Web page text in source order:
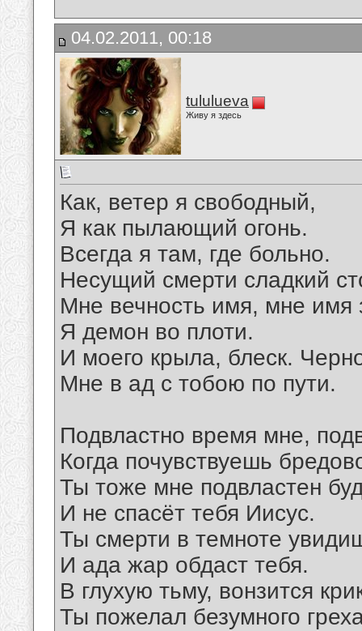
04.02.2011, 00:18
tululueva
Живу я здесь
Как, ветер я свободный,
Я как пылающий огонь.
Всегда я там, где больно.
Несущий смерти сладкий
Мне вечность имя, мне имя
Я демон во плоти.
И моего крыла, блеск.
Мне в ад с тобою по пути.
Подвластно время мне,
Когда почувствуешь
Ты тоже мне подвластен
И не спасёт тебя Иисус.
Ты смерти в темноте
И ада жар обдаст тебя.
В глухую тьму, вонзится
Ты пожелал безумного